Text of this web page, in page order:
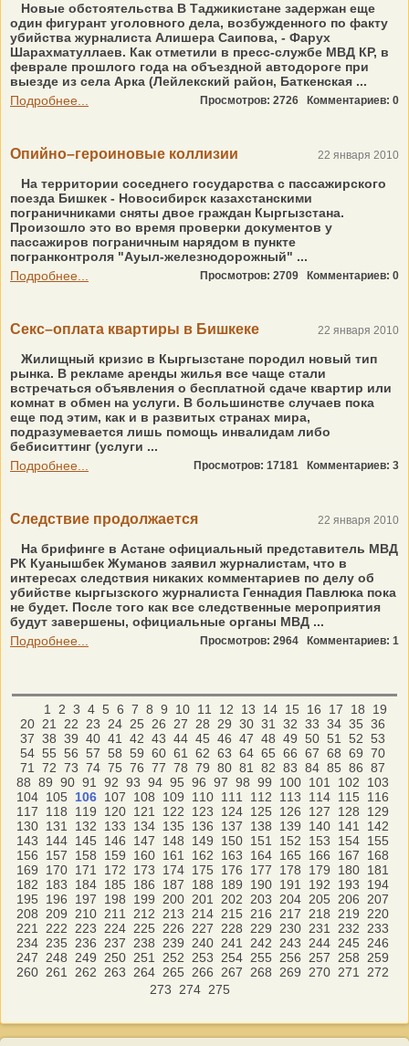
Новые обстоятельства В Таджикистане задержан еще
один фигурант уголовного дела, возбужденного по факту
убийства журналиста Алишера Саипова, - Фарух
Шарахматуллаев. Как отметили в пресс-службе МВД КР, в
феврале прошлого года на объездной автодороге при
выезде из села Арка (Лейлекский район, Баткенская ...
Подробнее...
Просмотров: 2726 Комментариев: 0
Опийно–героиновые коллизии 22 января 2010
На территории соседнего государства с пассажирского
поезда Бишкек - Новосибирск казахстанскими
пограничниками сняты двое граждан Кыргызстана.
Произошло это во время проверки документов у
пассажиров пограничным нарядом в пункте
погранконтроля "Ауыл-железнодорожный" ...
Подробнее...
Просмотров: 2709 Комментариев: 0
Секс–оплата квартиры в Бишкеке 22 января 2010
Жилищный кризис в Кыргызстане породил новый тип
рынка. В рекламе аренды жилья все чаще стали
встречаться объявления о бесплатной сдаче квартир или
комнат в обмен на услуги. В большинстве случаев пока
еще под этим, как и в развитых странах мира,
подразумевается лишь помощь инвалидам либо
бебиситтинг (услуги ...
Подробнее...
Просмотров: 17181 Комментариев: 3
Следствие продолжается 22 января 2010
На брифинге в Астане официальный представитель МВД
РК Куанышбек Жуманов заявил журналистам, что в
интересах следствия никаких комментариев по делу об
убийстве кыргызского журналиста Геннадия Павлюка пока
не будет. После того как все следственные мероприятия
будут завершены, официальные органы МВД ...
Подробнее...
Просмотров: 2964 Комментариев: 1
1 2 3 4 5 6 7 8 9 10 11 12 13 14 15 16 17 18
19
20 21 22 23 24 25 26 27 28 29 30 31 32 33 34 35 36
37 38 39 40 41 42 43 44 45 46 47 48 49 50 51 52 53
54 55 56 57 58 59 60 61 62 63 64 65 66 67 68 69 70
71
72 73 74 75 76 77 78 79 80 81 82 83 84 85 86 87
88 89 90 91 92 93 94 95 96 97 98 99 100 101 102
103
104 105 106 107 108 109 110 111 112 113 114 115
116
117
118 119 120 121 122 123 124 125 126 127 128
129
130 131 132 133 134 135 136 137 138 139 140 141
142
143
144 145 146 147 148 149 150 151 152 153 154 155
156
157 158 159 160 161 162 163 164 165 166 167
168
169
170 171 172 173 174 175 176 177 178 179 180 181
182
183 184 185 186 187 188 189 190 191 192 193
194
195
196 197 198 199 200 201 202 203 204 205 206
207
208
209 210 211 212 213 214 215 216 217 218 219
220
221
222 223 224 225 226 227 228 229 230 231 232
233
234 235 236 237 238 239 240 241 242 243 244 245
246
247
248 249 250 251 252 253 254 255 256 257 258
259
260 261 262 263 264 265 266 267 268 269 270 271
272
273
274 275